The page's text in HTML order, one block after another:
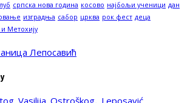
српска нова година косово најбољи ученици дан
изградња сабор црква рок фест деца
Метохију